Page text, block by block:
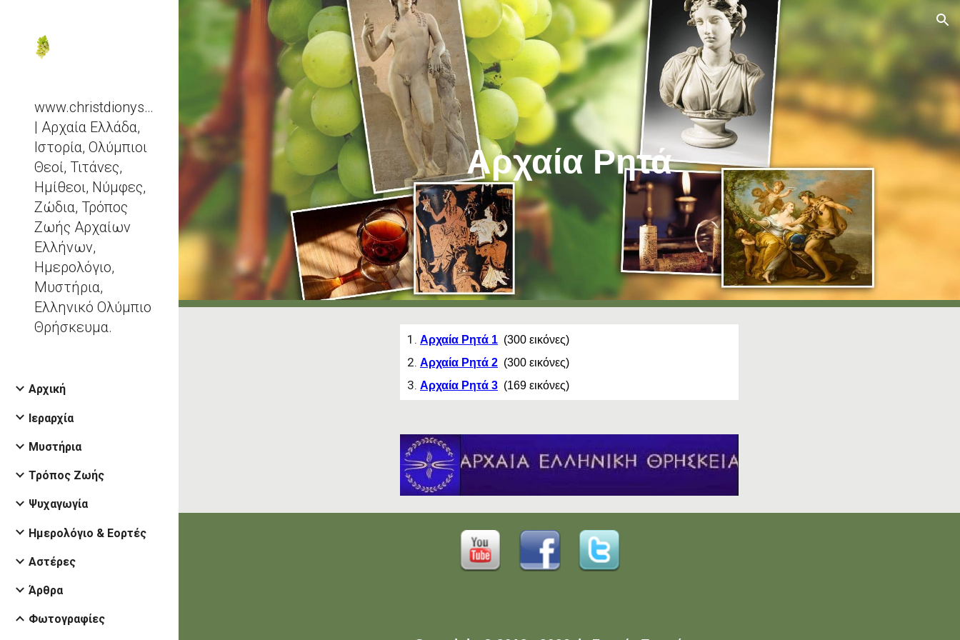
Skip to main content Skip to navigation
www.christdionysos.com
| Αρχαία Ελλάδα,
Ιστορία, Ολύμπιοι
Θεοί, Τιτάνες,
Ημίθεοι, Νύμφες,
Ζώδια, Τρόπος
Ζωής Αρχαίων
Ελλήνων,
Ημερολόγιο,
Μυστήρια,
Ελληνικό Ολύμπιο
Θρήσκευμα.
Αρχική
Ιεραρχία
Μυστήρια
Τρόπος Ζωής
Ψυχαγωγία
Ημερολόγιο & Εορτές
Αστέρες
Άρθρα
Φωτογραφίες
Αρχαία Ρητά
Αρχαία Ρητά 1(300 εικόνες)
Αρχαία Ρητά 2(300 εικόνες)
Αρχαία Ρητά 3(169 εικόνες)